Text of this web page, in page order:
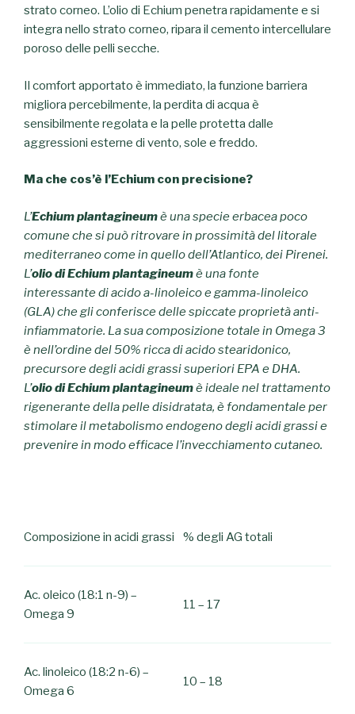
strato corneo. L’olio di Echium penetra rapidamente e si
integra nello strato corneo, ripara il cemento intercellulare
poroso delle pelli secche.
Il comfort apportato è immediato, la funzione barriera
migliora percebilmente, la perdita di acqua è
sensibilmente regolata e la pelle protetta dalle
aggressioni esterne di vento, sole e freddo.
Ma che cos’è l’Echium con precisione?
L’Echium plantagineumè una specie erbacea poco
comune che si può ritrovare in prossimità del litorale
mediterraneo come in quello dell’Atlantico, dei Pirenei.
L’olio di Echium plantagineumè una fonte
interessante di acido a-linoleico e gamma-linoleico
(GLA) che gli conferisce delle spiccate proprietà anti-
infiammatorie. La sua composizione totale in Omega 3
è nell’ordine del 50% ricca di acido stearidonico,
precursore degli acidi grassi superiori EPA e DHA.
L’olio di Echium plantagineumè ideale nel trattamento
rigenerante della pelle disidratata, è fondamentale per
stimolare il metabolismo endogeno degli acidi grassi e
prevenire in modo efficace l’invecchiamento cutaneo.
Composizione in acidi grassi % degli AG totali
Ac. oleico (18:1 n-9) –
Omega 9
11 – 17
Ac. linoleico (18:2 n-6) –
Omega 6
10 – 18